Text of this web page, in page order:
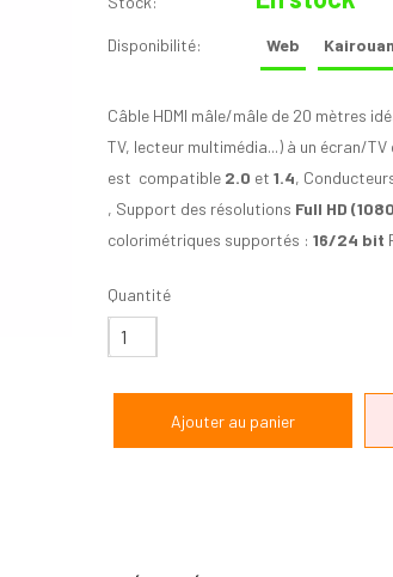
Disponibilité: Web Kairouan
Câble HDMI mâle/mâle de 20 mètres
TV, lecteur multimédia...) à un écran/
est compatible 2.0 et1.4,
, Support des résolutions Full HD
colorimétriques supportés :16/24 bit
Quantité